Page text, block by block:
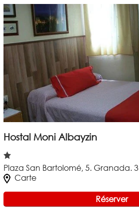
Hostal Moni Albayzin
Plaza San Bartolomé, 5. Granada. 3
Carte
Réserver